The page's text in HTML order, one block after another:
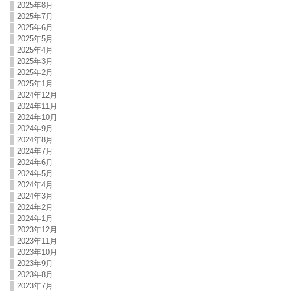
2025年8月
2025年7月
2025年6月
2025年5月
2025年4月
2025年3月
2025年2月
2025年1月
2024年12月
2024年11月
2024年10月
2024年9月
2024年8月
2024年7月
2024年6月
2024年5月
2024年4月
2024年3月
2024年2月
2024年1月
2023年12月
2023年11月
2023年10月
2023年9月
2023年8月
2023年7月